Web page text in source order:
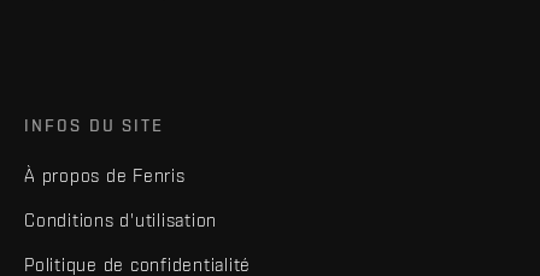
INFOS DU SITE
À propos de Fenris
Conditions d'utilisation
Politique de confidentialité